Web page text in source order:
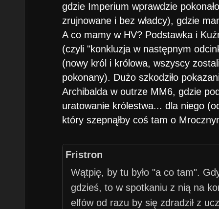
gdzie Imperium wprawdzie
zrujnowane i bez władcy), gdzie
A co mamy w HV? Podstawka i
(czyli "konkluzja w następnym
(nowy król i królowa, wszyscy zostali
pokonany). Dużo szkodziło
Archibalda w outrze MM6, gdzie
uratowanie królestwa... dla niego
który szepnąłby coś tam o
Fristron
Wątpię, by tu było "a co tam".
gdzieś, to w spotkaniu z nią na
elfów od razu by się zdradził z